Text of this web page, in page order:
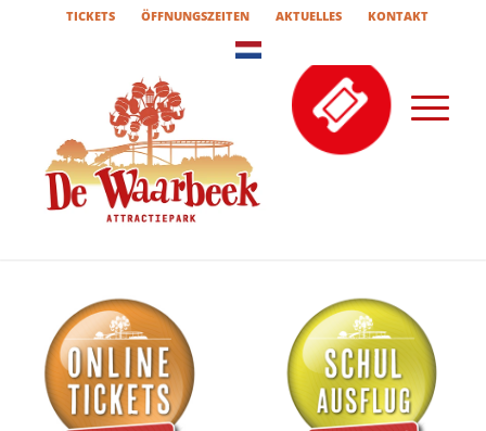
TICKETS ÖFFNUNGSZEITEN AKTUELLES KONTAKT